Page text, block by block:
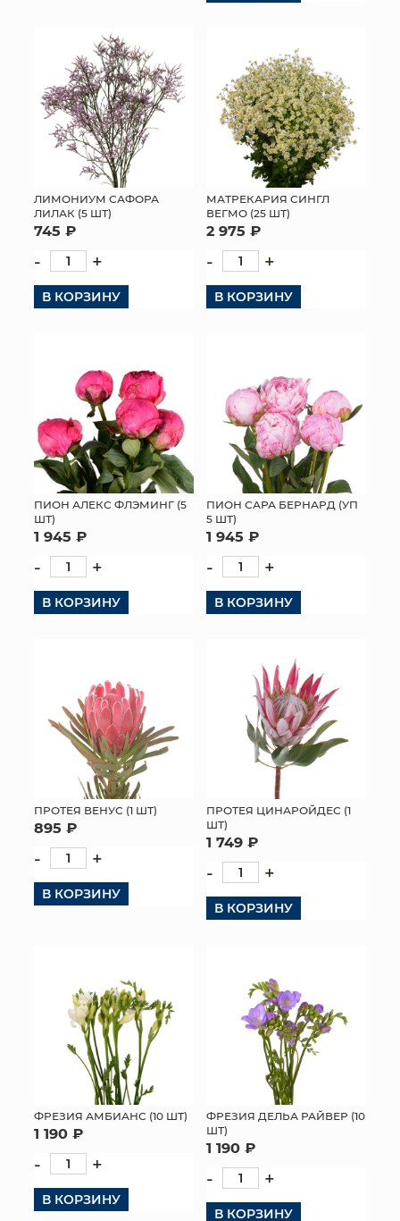
ЛИМОНИУМ САФОРА
ЛИЛАК (5 ШТ)
745 ₽
- +
В КОРЗИНУ
МАТРЕКАРИЯ СИНГЛ
ВЕГМО (25 ШТ)
2 975 ₽
- +
В КОРЗИНУ
ПИОН АЛЕКС ФЛЭМИНГ (5
ШТ)
1 945 ₽
- +
В КОРЗИНУ
ПИОН САРА БЕРНАРД (УП
5 ШТ)
1 945 ₽
- +
В КОРЗИНУ
ПРОТЕЯ ВЕНУС (1 ШТ)
895 ₽
- +
В КОРЗИНУ
ПРОТЕЯ ЦИНАРОЙДЕС (1
ШТ)
1 749 ₽
- +
В КОРЗИНУ
ФРЕЗИЯ АМБИАНС (10 ШТ)
1 190 ₽
- +
В КОРЗИНУ
ФРЕЗИЯ ДЕЛЬА РАЙВЕР (10
ШТ)
1 190 ₽
- +
В КОРЗИНУ